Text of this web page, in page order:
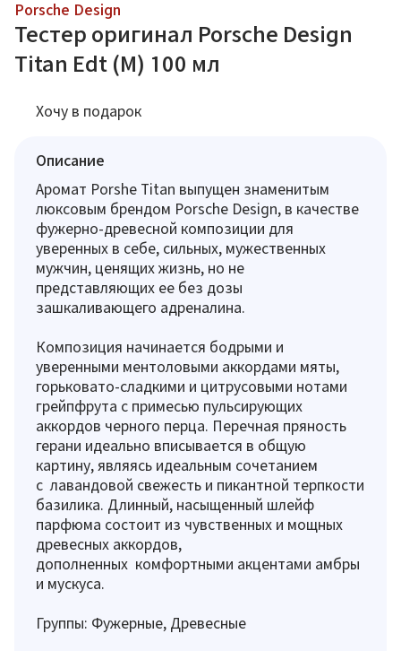
Porsche Design
Тестер оригинал Porsche Design
Titan Edt (M) 100 мл
Хочу в подарок
Описание
Аромат Porshe Titan выпущен знаменитым
люксовым брендом Porsche Design, в качестве
фужерно-древесной композиции для
уверенных в себе, сильных, мужественных
мужчин, ценящих жизнь, но не
представляющих ее без дозы
зашкаливающего адреналина.
Композиция начинается бодрыми и
уверенными ментоловыми аккордами мяты,
горьковато-сладкими и цитрусовыми нотами
грейпфрута с примесью пульсирующих
аккордов черного перца. Перечная пряность
герани идеально вписывается в общую
картину, являясь идеальным сочетанием
с лавандовой свежесть и пикантной терпкости
базилика. Длинный, насыщенный шлейф
парфюма состоит из чувственных и мощных
древесных аккордов,
дополненных комфортными акцентами амбры
и мускуса.
Группы: Фужерные, Древесные